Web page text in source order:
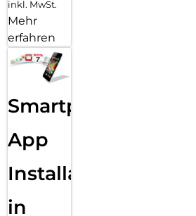
inkl. MwSt.
Mehr
erfahren
Smartphone
App
Installation
in